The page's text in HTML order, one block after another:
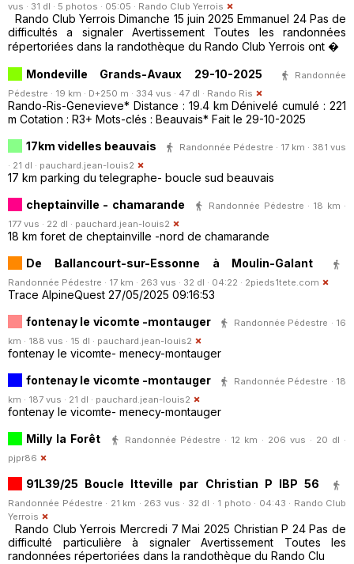
vus · 31 dl · 5 photos · 05:05 · Rando Club Yerrois
Rando Club Yerrois Dimanche 15 juin 2025 Emmanuel 24 Pas de
difficultés a signaler Avertissement Toutes les randonnées
répertoriées dans la randothèque du Rando Club Yerrois ont �
Mondeville Grands-Avaux 29-10-2025
Randonnée
Pédestre · 19 km · D+250 m · 334 vus · 47 dl · Rando Ris
Rando-Ris-Genevieve* Distance : 19.4 km Dénivelé cumulé : 221
m Cotation : R3+ Mots-clés : Beauvais* Fait le 29-10-2025
17km videlles beauvais
Randonnée Pédestre · 17 km · 381 vus
· 21 dl · pauchard.jean-louis2
17 km parking du telegraphe- boucle sud beauvais
cheptainville - chamarande
Randonnée Pédestre · 18 km ·
177 vus · 22 dl · pauchard.jean-louis2
18 km foret de cheptainville -nord de chamarande
De Ballancourt-sur-Essonne à Moulin-Galant
Randonnée Pédestre · 17 km · 263 vus · 32 dl · 04:22 · 2pieds1tete.com
Trace AlpineQuest 27/05/2025 09:16:53
fontenay le vicomte -montauger
Randonnée Pédestre · 16
km · 188 vus · 15 dl · pauchard.jean-louis2
fontenay le vicomte- menecy-montauger
fontenay le vicomte -montauger
Randonnée Pédestre · 18
km · 187 vus · 21 dl · pauchard.jean-louis2
fontenay le vicomte- menecy-montauger
Milly la Forêt
Randonnée Pédestre · 12 km · 206 vus · 20 dl ·
pjpr86
91L39/25 Boucle Itteville par Christian P IBP 56
Randonnée Pédestre · 21 km · 263 vus · 32 dl · 1 photo · 04:43 · Rando Club
Yerrois
Rando Club Yerrois Mercredi 7 Mai 2025 Christian P 24 Pas de
difficulté particulière à signaler Avertissement Toutes les
randonnées répertoriées dans la randothèque du Rando Clu